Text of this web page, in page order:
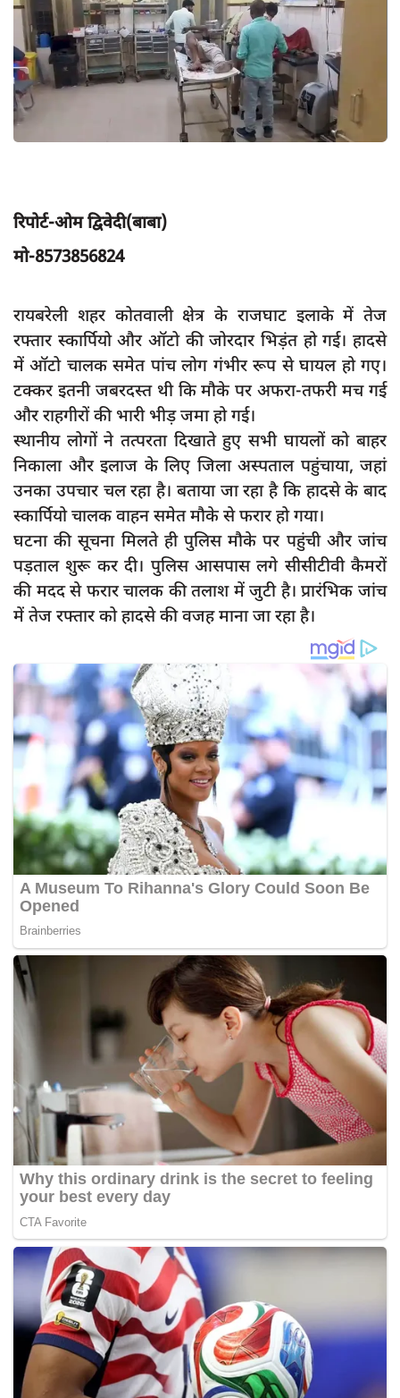
App verify
समस्या
Covid-19
अपराध
स्वास्थ्य
साक्षात्कार
खेल
latest
दुर्घटना
editors-pick
other
Login
Register
रिपोर्ट-ओम द्विवेदी(बाबा)
मो-8573856824
रायबरेली शहर कोतवाली क्षेत्र के राजघाट इलाके में तेज
रफ्तार स्कार्पियो और ऑटो की जोरदार भिड़ंत हो गई। हादसे
में ऑटो चालक समेत पांच लोग गंभीर रूप से घायल हो गए।
टक्कर इतनी जबरदस्त थी कि मौके पर अफरा-तफरी मच गई
और राहगीरों की भारी भीड़ जमा हो गई।
स्थानीय लोगों ने तत्परता दिखाते हुए सभी घायलों को बाहर
निकाला और इलाज के लिए जिला अस्पताल पहुंचाया, जहां
उनका उपचार चल रहा है। बताया जा रहा है कि हादसे के बाद
स्कार्पियो चालक वाहन समेत मौके से फरार हो गया।
घटना की सूचना मिलते ही पुलिस मौके पर पहुंची और जांच
पड़ताल शुरू कर दी। पुलिस आसपास लगे सीसीटीवी कैमरों
की मदद से फरार चालक की तलाश में जुटी है। प्रारंभिक जांच
में तेज रफ्तार को हादसे की वजह माना जा रहा है।